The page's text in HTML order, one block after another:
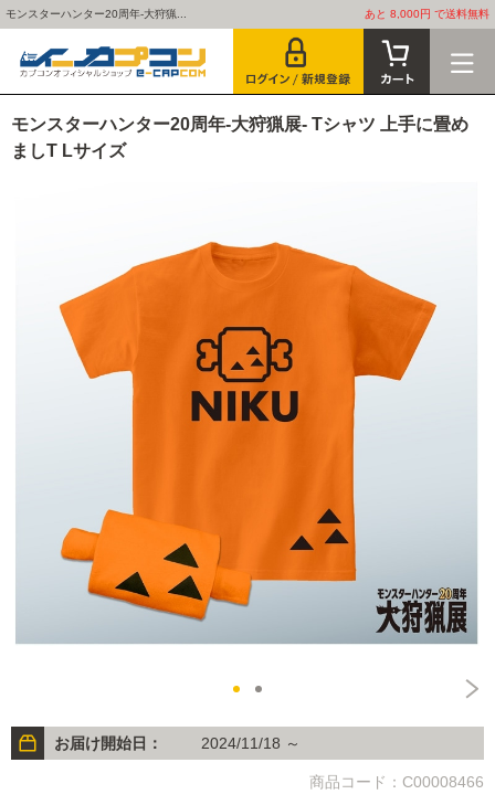
モンスターハンター20周年-大狩猟... あと 8,000円 で送料無料
モンスターハンター20周年-大狩猟展- Tシャツ 上手に畳め
ましT Lサイズ
お届け開始日： 2024/11/18 ～
商品コード：C00008466